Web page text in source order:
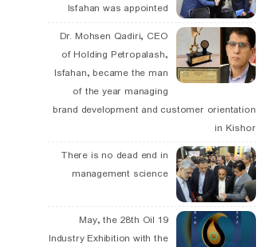
Isfahan was appointed
Dr. Mohsen Qadiri, CEO
of Holding Petropalash,
Isfahan, became the man
of the year managing
brand development and customer orientation
in Kishor
There is no dead end in
management science
19 May, the 28th Oil
Industry Exhibition with the